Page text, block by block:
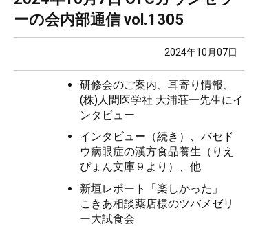
ーの会内部通信 vol.1305
2024年10月07日
研修会のご案内、耳寄り情報、
(株)人間医学社 大浦荘一先生にイ
ンタビュー
インタビュー（続き）、バセド
ウ病眼症の漢方食品養生（りえ
ぴょん文庫９より）、他
新垣レポート「楽しかった」
こきあ相談薬店様のツバメゼリ
ー大試食会